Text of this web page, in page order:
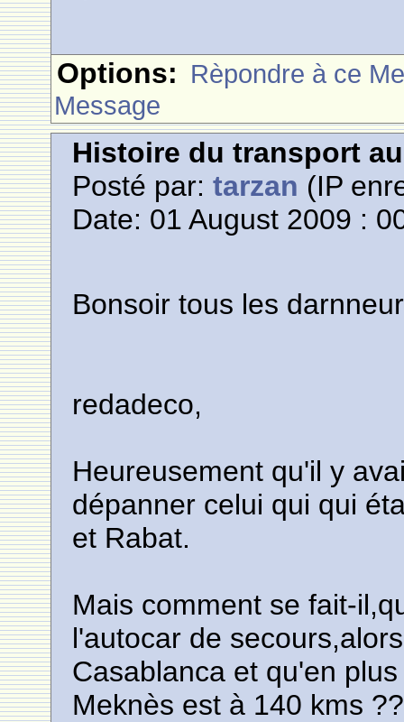
Options: Rèpondre à ce
Message
Histoire du transport
Posté par:tarzan (IP
Date: 01 August 2009 :
Bonsoir tous les
redadeco,
Heureusement qu'il y
dépanner celui qui qui
et Rabat.
Mais comment se fait-
l'autocar de
Casablanca et qu'en
Meknès est à 140 kms